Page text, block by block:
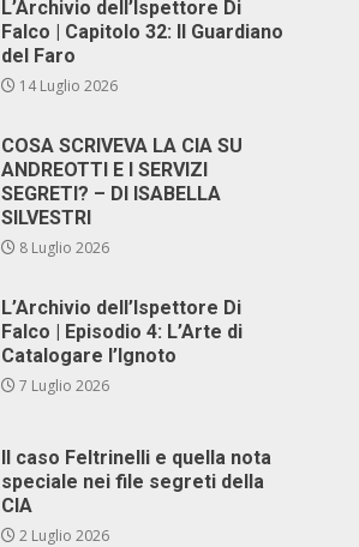
L’Archivio dell’Ispettore Di
Falco | Capitolo 32: Il Guardiano
del Faro
14 Luglio 2026
COSA SCRIVEVA LA CIA SU
ANDREOTTI E I SERVIZI
SEGRETI? – DI ISABELLA
SILVESTRI
8 Luglio 2026
L’Archivio dell’Ispettore Di
Falco | Episodio 4: L’Arte di
Catalogare l’Ignoto
7 Luglio 2026
Il caso Feltrinelli e quella nota
speciale nei file segreti della
CIA
2 Luglio 2026